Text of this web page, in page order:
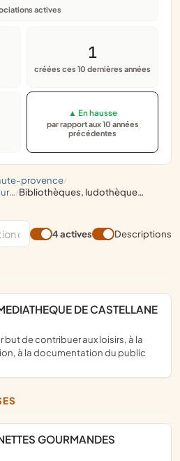
provence/
/ bibliothèques, ludothèques, discothèques, vidéothèques
actives
1
créées ces 10 dernières années
▲ En hausse
par rapport aux 10 années
précédentes
4 actives Descriptions
DE CASTELLANE
à la documentation du public
GOURMANDES